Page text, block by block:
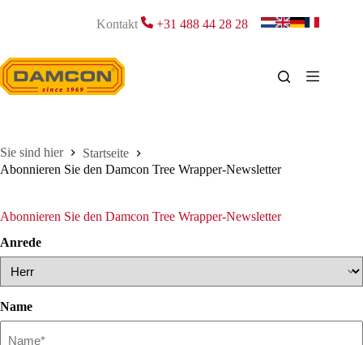
Kontakt +31 488 44 28 28
Startseite
Abonnieren Sie den Damcon Tree Wrapper-Newsletter
Abonnieren Sie den Damcon Tree Wrapper-Newsletter
Anrede
Name